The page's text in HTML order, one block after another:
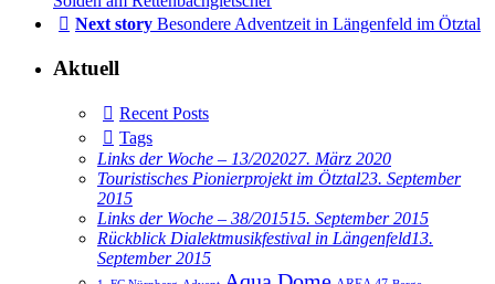
Next story Besondere Adventzeit in Längenfeld im Ötztal
Aktuell
Recent Posts
Tags
Links der Woche – 13/202027. März 2020
Touristisches Pionierprojekt im Ötztal23. September
2015
Links der Woche – 38/201515. September 2015
Rückblick Dialektmusikfestival in Längenfeld13.
September 2015